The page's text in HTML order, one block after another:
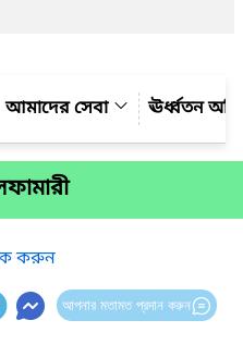
আমাদের সেবা ঊর্ধ্বতন
করুন
আপনার মতামত প্রদান করুন